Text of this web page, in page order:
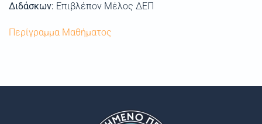
Διδάσκων: Επιβλέπον Μέλος ΔΕΠ
Περίγραμμα Μαθήματος